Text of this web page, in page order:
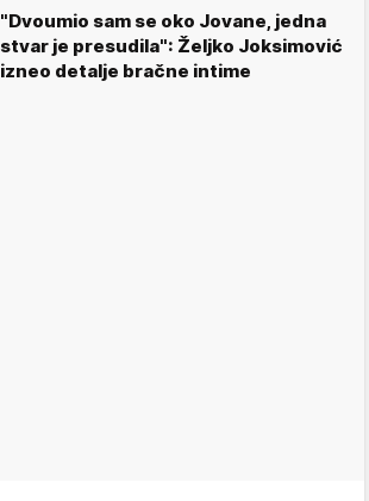
"Dvoumio sam se oko Jovane, jedna
stvar je presudila": Željko Joksimović
izneo detalje bračne intime